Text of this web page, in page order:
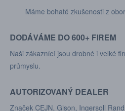
Máme bohaté zkušenosti z
DODÁVÁME DO 600+ FIREM
Naši zákaznící jsou drobné i velké
průmyslu.
AUTORIZOVANÝ DEALER
Značek CEJN, Gison, Ingersoll